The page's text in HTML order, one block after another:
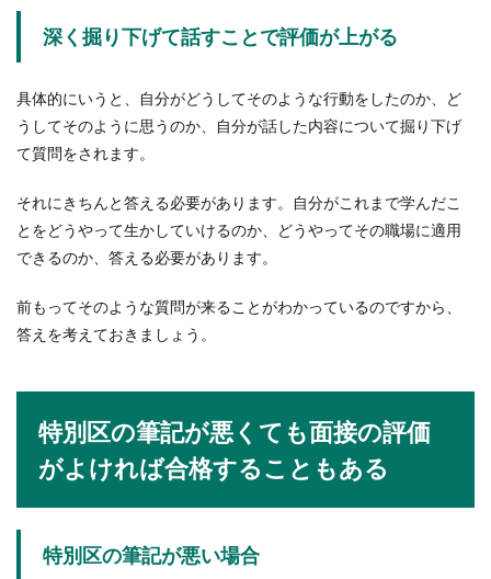
査研究を行...
深く掘り下げて話すことで評価が上がる
具体的にいうと、自分がどうしてそのような行動をしたのか、ど
うしてそのように思うのか、自分が話した内容について掘り下げ
て質問をされます。
それにきちんと答える必要があります。自分がこれまで学んだこ
とをどうやって生かしていけるのか、どうやってその職場に適用
できるのか、答える必要があります。
前もってそのような質問が来ることがわかっているのですから、
答えを考えておきましょう。
特別区の筆記が悪くても面接の評価
がよければ合格することもある
特別区の筆記が悪い場合